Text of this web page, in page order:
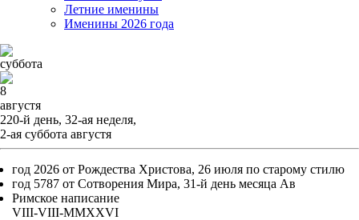
Летние именины
Именины 2026 года
суббота
8
августя
220-й день, 32-ая неделя,
2-ая суббота августя
год 2026 от Рождества Христова, 26 июля по старому стилю
год 5787 от Сотворения Мира, 31-й день месяца Ав
Римское написание
VIII-VIII-MMXXVI